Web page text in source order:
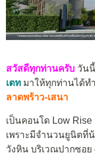
สวัสดีทุกท่านครับ วัน
เตท มาให้ทุกท่านได้ท
ลาดพร้าว-เสนา
เป็นคอนโด Low
เพราะมีจำนวนยูนิตที่
วังหิน บริเวณปากซอ